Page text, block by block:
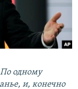
По одному
и, конечно